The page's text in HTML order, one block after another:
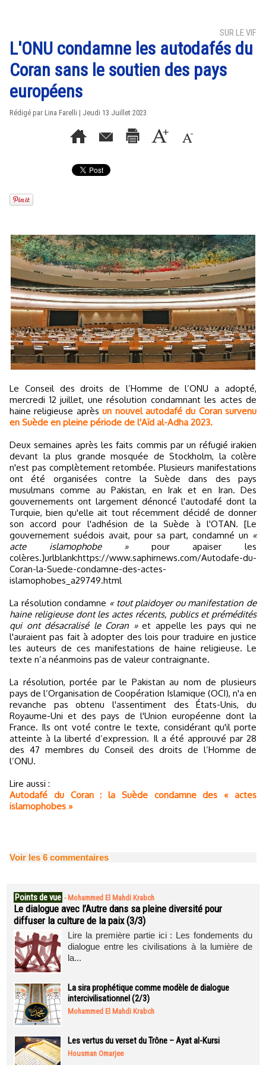
SUR LE VIF
L'ONU condamne les autodafés du
Coran sans le soutien des pays
européens
Rédigé par Lina Farelli | Jeudi 13 Juillet 2023
Le Conseil des droits de l’Homme de l’ONU a adopté,
mercredi 12 juillet, une résolution condamnant les actes de
haine religieuse aprèsun nouvel autodafé du Coran survenu
en Suède en pleine période de l'Aïd al-Adha 2023.
Deux semaines après les faits commis par un réfugié irakien
devant la plus grande mosquée de Stockholm, la colère
n'est pas complètement retombée. Plusieurs manifestations
ont été organisées contre la Suède dans des pays
musulmans comme au Pakistan, en Irak et en Iran. Des
gouvernements ont largement dénoncé l'autodafé dont la
Turquie, bien qu'elle ait tout récemment décidé de donner
son accord pour l'adhésion de la Suède à l'OTAN. [Le
gouvernement suédois avait, pour sa part, condamné un «
acte islamophobe »pour apaiser les
colères.]urlblank:https://www.saphirnews.com/Autodafe-du-
Coran-la-Suede-condamne-des-actes-
islamophobes_a29749.html
La résolution condamne « tout plaidoyer ou manifestation de
haine religieuse dont les actes récents, publics et prémédités
qui ont désacralisé le Coran »et appelle les pays qui ne
l'auraient pas fait à adopter des lois pour traduire en justice
les auteurs de ces manifestations de haine religieuse. Le
texte n’a néanmoins pas de valeur contraignante.
La résolution, portée par le Pakistan au nom de plusieurs
pays de l’Organisation de Coopération Islamique (OCI), n'a en
revanche pas obtenu l'assentiment des États-Unis, du
Royaume-Uni et des pays de l'Union européenne dont la
France. Ils ont voté contre le texte, considérant qu'il porte
atteinte à la liberté d’expression. Il a été approuvé par 28
des 47 membres du Conseil des droits de l’Homme de
l’ONU.
Lire aussi :
Autodafé du Coran : la Suède condamne des « actes
islamophobes »
Voir les 6 commentaires
Points de vue - Mohammed El Mahdi Krabch
Le dialogue avec l’Autre dans sa pleine diversité pour
diffuser la culture de la paix (3/3)
Lire la première partie ici : Les fondements du
dialogue entre les civilisations à la lumière de
la...
La sira prophétique comme modèle de dialogue
intercivilisationnel (2/3)
Mohammed El Mahdi Krabch
Les vertus du verset du Trône – Ayat al-Kursi
Housman Omarjee